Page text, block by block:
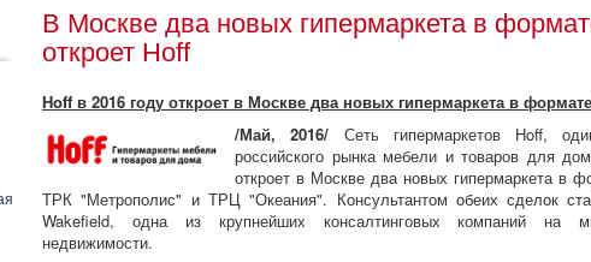
В Москве два новых гипермаркета в
откроет Hoff
Hoff в 2016 году откроет в Москве два новых гипермаркета в
/Май, 2016/ Сеть гипермаркетов Hoff,
российского рынка мебели и товаров для
откроет в Москве два новых гипермаркета в
ТРК "Метрополис" и ТРЦ "Океания". Консультантом обеих сделок
Wakefield, одна из крупнейших консалтинговых компаний на
недвижимости.